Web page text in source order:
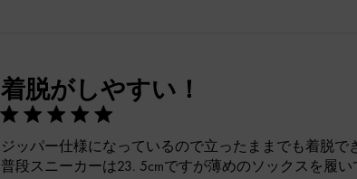
着脱がしやすい！
ジッパー仕様になっているので立ったままでも着脱で
普段スニーカーは23. 5cmですが薄めのソックスを履